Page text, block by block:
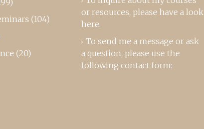
(104)
(20)
or resources, please have a look
here.
To send me a message or ask
a question, please use the
following contact form: